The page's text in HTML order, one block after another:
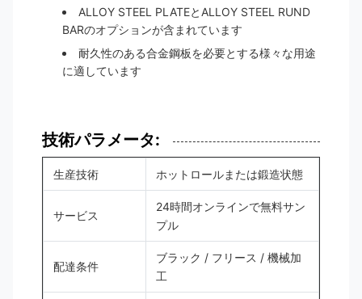
ALLOY STEEL PLATEとALLOY STEEL RUND
BARのオプションが含まれています
耐久性のある合金鋼板を必要とする様々な用途
に適しています
技術パラメータ:
生産技術 ホットロールまたは鍛造状態
サービス
24時間オンラインで無料サン
プル
配達条件
ブラック / フリース / 機械加
工